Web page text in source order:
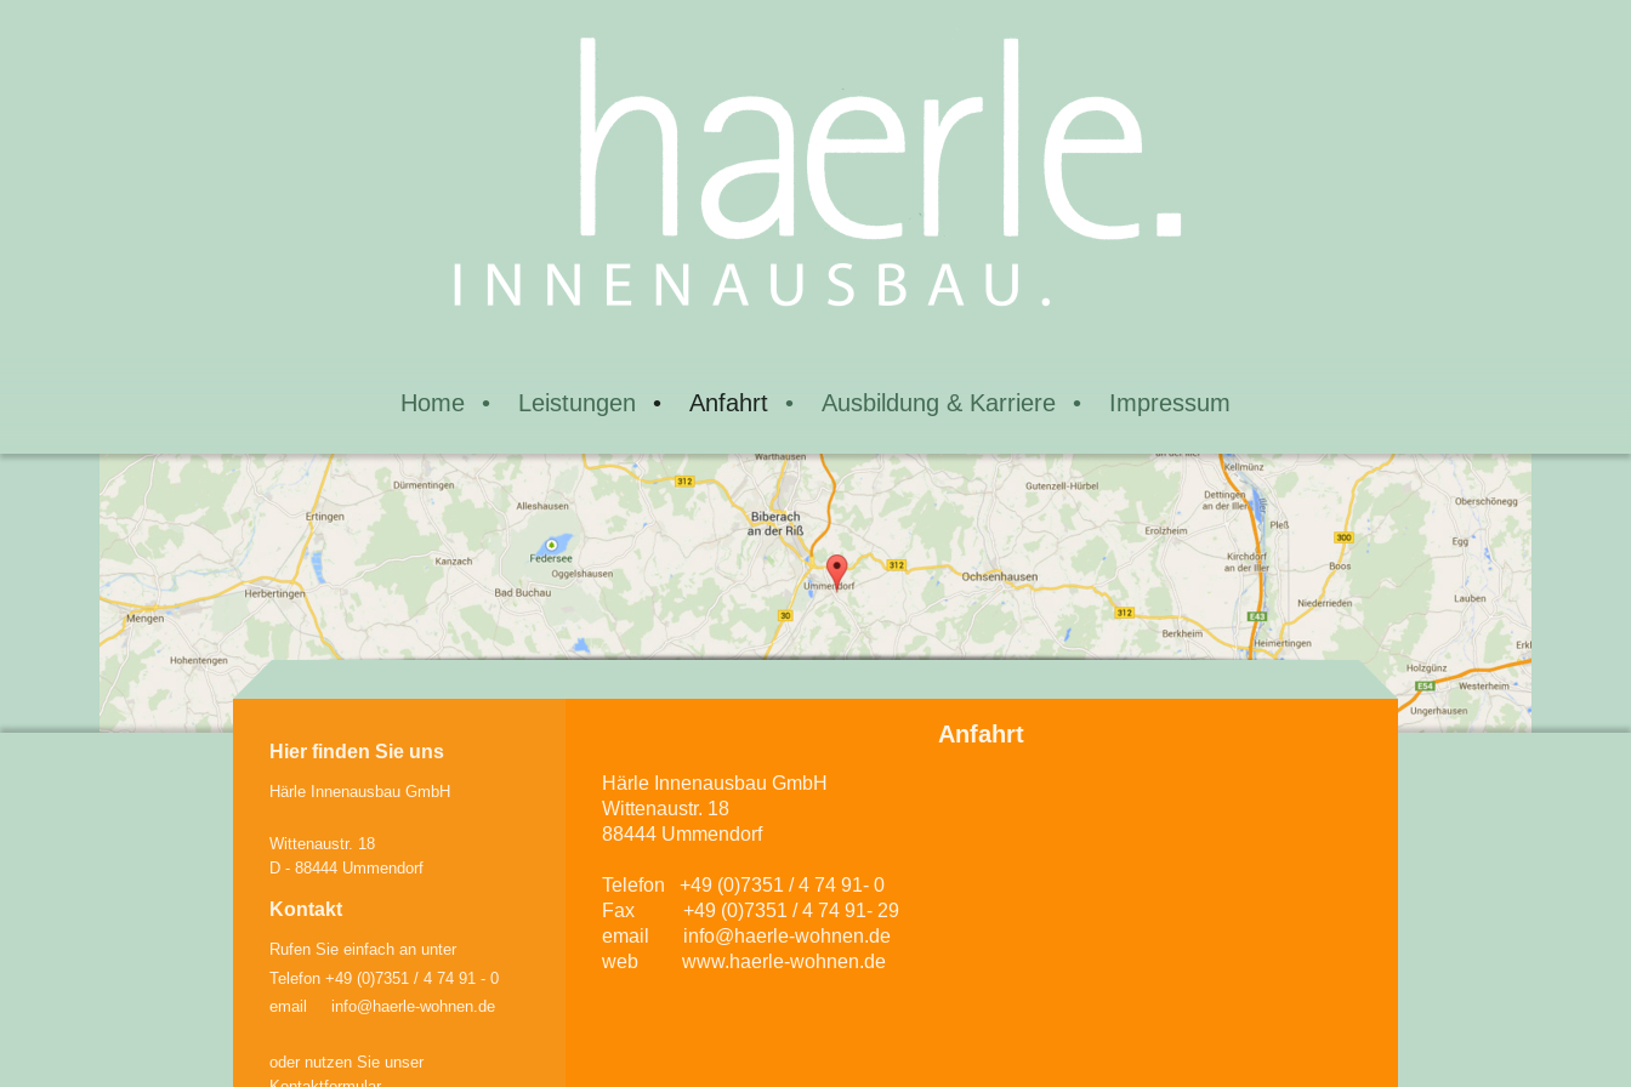
Home Leistungen Anfahrt Ausbildung & Karriere Impressum
Anfahrt
Härle Innenausbau GmbH
Wittenaustr. 18
88444 Ummendorf
Telefon +49 (0)7351 / 4 74 91- 0
Fax +49 (0)7351 / 4 74 91- 29
email info@haerle-wohnen.de
web www.haerle-wohnen.de
Hier finden Sie uns
Härle Innenausbau GmbH
Wittenaustr. 18
D - 88444 Ummendorf
Kontakt
Rufen Sie einfach an unter
Telefon +49 (0)7351 / 4 74 91 - 0
email info@haerle-wohnen.de
oder nutzen Sie unser